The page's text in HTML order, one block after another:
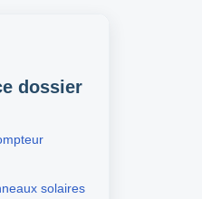
dossier
solaires